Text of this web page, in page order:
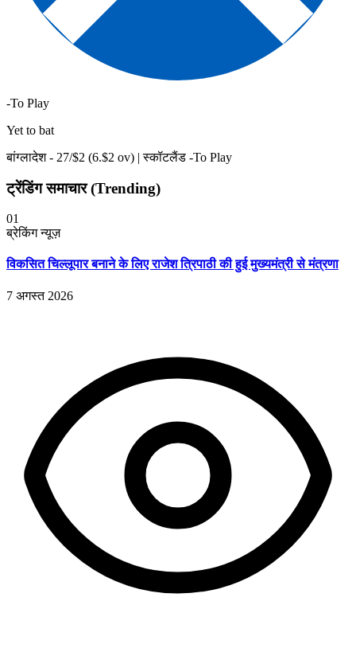
-To Play
Yet to bat
बांग्लादेश - 27/$2 (6.$2 ov) | स्कॉटलैंड -To Play
ट्रेंडिंग समाचार (Trending)
01
ब्रेकिंग न्यूज़
विकसित चिल्लूपार बनाने के लिए राजेश त्रिपाठी की हुई मुख्यमंत्री से मंत्रणा
7 अगस्त 2026